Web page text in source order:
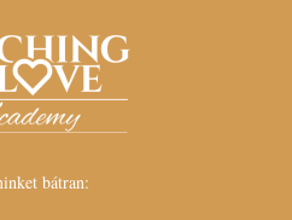
bátran: